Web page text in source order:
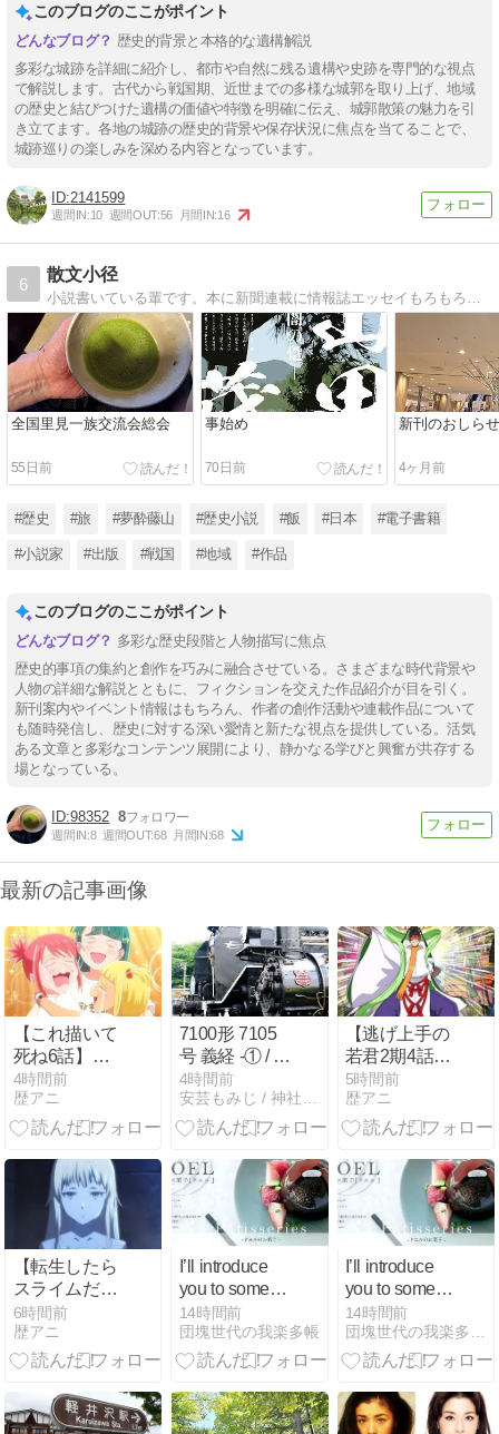
このブログのここがポイント
歴史的背景と本格的な遺構解説
多彩な城跡を詳細に紹介し、都市や自然に残る遺構や史跡を専門的な視点
で解説します。古代から戦国期、近世までの多様な城郭を取り上げ、地域
の歴史と結びつけた遺構の価値や特徴を明確に伝え、城郭散策の魅力を引
き立てます。各地の城跡の歴史的背景や保存状況に焦点を当てることで、
城跡巡りの楽しみを深める内容となっています。
2141599
週間IN:10 週間OUT:56 月間IN:16
6
散文小径
全国里見一族交流会総会
55日前
事始め
70日前
新刊のおしらせ
4ヶ月前
#歴史 #旅 #夢酔藤山 #歴史小説 #飯 #日本 #電子書籍
#小説家 #出版 #戦国 #地域 #作品
このブログのここがポイント
多彩な歴史段階と人物描写に焦点
歴史的事項の集約と創作を巧みに融合させている。さまざまな時代背景や
人物の詳細な解説とともに、フィクションを交えた作品紹介が目を引く。
新刊案内やイベント情報はもちろん、作者の創作活動や連載作品について
も随時発信し、歴史に対する深い愛情と新たな視点を提供している。活気
ある文章と多彩なコンテンツ展開により、静かなる学びと興奮が共存する
場となっている。
98352 8
週間IN:8 週間OUT:68 月間IN:68
最新の記事画像
【これ描いて
死ね6話】漫
画家と編集者
の10年間に反
響「創作のリ
4時間前
歴アニ
7100形 7105
号 義経 -① / 京
都鉄道博物館
4時間前
安芸もみじ / 神社と電車と自転車と
【逃げ上手の
若君2期4話】
実写演出連発
に賛否「作画
は綺麗なの
5時間前
歴アニ
【転生したら
スライムだっ
た件4期17
話】ギィまで
登場して大混
で終わるのか
よ」「スーパ
6時間前
歴アニ
I’ll introduce
you to some
truly delicious
cake shops
and bakeries
City!
14時間前
団塊世代の我楽多帳
I’ll introduce
you to some
truly delicious
cake shops
and bakeries
City!
14時間前